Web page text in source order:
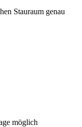
Stauraum genau
möglich